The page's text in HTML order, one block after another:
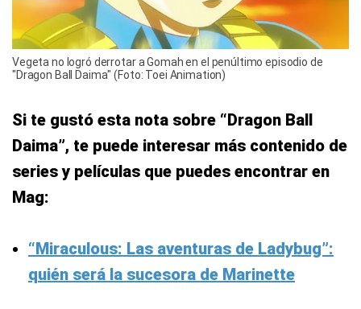
Vegeta no logró derrotar a Gomah en el penúltimo episodio de
"Dragon Ball Daima" (Foto: Toei Animation)
Si te gustó esta nota sobre “Dragon Ball
Daima”, te puede interesar más contenido de
series y películas que puedes encontrar en
Mag:
“Miraculous: Las aventuras de Ladybug”:
quién será la sucesora de Marinette